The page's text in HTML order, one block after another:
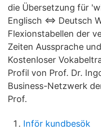
die Übersetzung für
Englisch ⇔ Deutsch
Flexionstabellen der
Zeiten Aussprache
Kostenloser
Profil von Prof. Dr.
Business-Netzwerk
Prof.
Inför kundbesök